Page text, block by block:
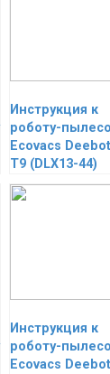
Инструкция к
роботу-
Ecovacs Deebot
T9 (DLX13-44)
Инструкция к
роботу-
Ecovacs Deebot